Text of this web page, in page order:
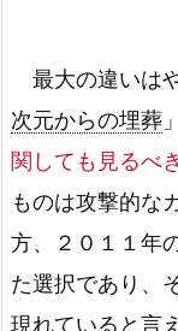
最大の違いは
次元からの埋葬
関しても見るべ
ものは攻撃的な
方、２０１１年
た選択であり、
現れていると言